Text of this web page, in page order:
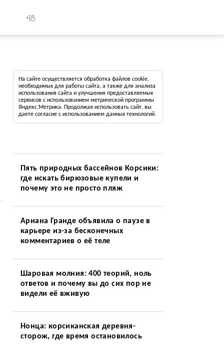
+18
На сайте осуществляется обработка файлов cookie,
необходимых для работы сайта, а также для анализа
использования сайта и улучшения предоставляемых
сервисов с использованием метрической программы
Яндекс.Метрика. Продолжая использовать сайт, вы
даете согласие с использованием данных технологий.
Пять природных бассейнов Корсики:
где искать бирюзовые купели и
почему это не просто пляж
Ариана Гранде объявила о паузе в
карьере из-за бесконечных
комментариев о её теле
Шаровая молния: 400 теорий, ноль
ответов и почему вы до сих пор не
видели её вживую
Нонца: корсиканская деревня-
сторож, где время остановилось